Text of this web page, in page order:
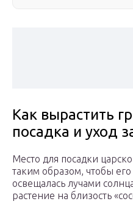
Как вырастить
посадка и уход
Место для посадки
таким образом, чтобы
освещалась лучами
растение на близость